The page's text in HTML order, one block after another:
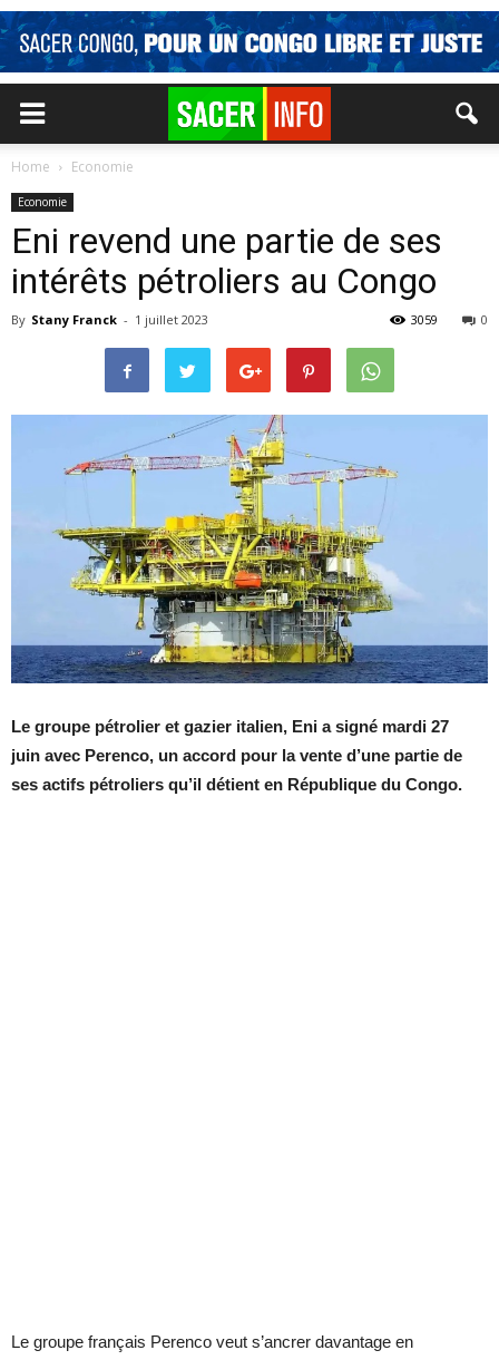
Home Economie
Economie
Eni revend une partie de ses
intérêts pétroliers au Congo
By Stany Franck - 1 juillet 2023 0
3059
Le groupe pétrolier et gazier italien, Eni a signé mardi 27
juin avec Perenco, un accord pour la vente d’une partie de
ses actifs pétroliers qu’il détient en République du Congo.
Le groupe français Perenco veut s’ancrer davantage en